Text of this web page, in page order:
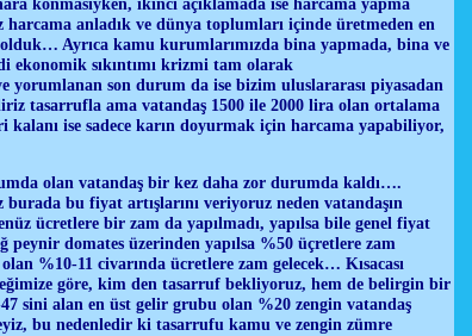
anladık ve dünya toplumları içinde üretmeden en
Ayrıca kamu kurumlarımızda bina yapmada, bina ve
sıkıntımı krizmi tam olarak
yorumlanan son durum da ise bizim uluslararası piyasadan
tasarrufla ama vatandaş 1500 ile 2000 lira olan ortalama
ise sadece karın doyurmak için harcama yapabiliyor,
olan vatandaş bir kez daha zor durumda kaldı….
bu fiyat artışlarını veriyoruz neden vatandaşın
ücretlere bir zam da yapılmadı, yapılsa bile genel fiyat
peynir domates üzerinden yapılsa %50 üçretlere zam
%10-11 civarında ücretlere zam gelecek… Kısacası
göre, kim den tasarruf bekliyoruz, hem de belirgin bir
sini alan en üst gelir grubu olan %20 zengin vatandaş
bu nedenledir ki tasarrufu kamu ve zengin zümre